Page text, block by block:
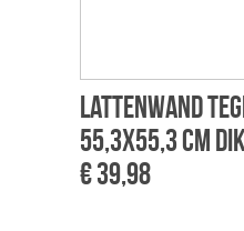
Lattenwand
55,3x55,3 cm
€ 39,98